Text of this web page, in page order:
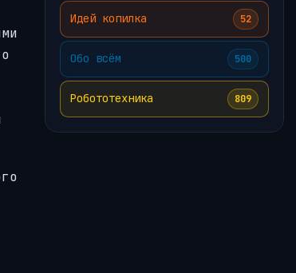
Идей копилка 52
Обо всём 500
Робототехника 809